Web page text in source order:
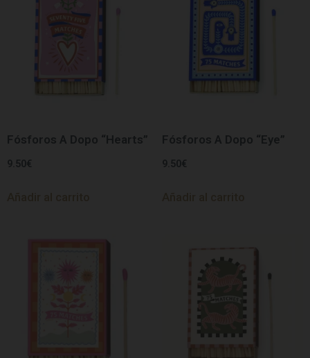
Fósforos A Dopo “Hearts”
9.50 €
Fósforos A Dopo “Eye”
9.50 €